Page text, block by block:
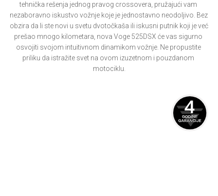
tehnička rešenja jednog pravog crossovera, pružajući vam
nezaboravno iskustvo vožnje koje je jednostavno neodoljivo. Bez
obzira da li ste novi u svetu dvotočkaša ili iskusni putnik koji je već
prešao mnogo kilometara, nova Voge 525DSX će vas sigurno
osvojiti svojom intuitivnom dinamikom vožnje. Ne propustite
priliku da istražite svet na ovom izuzetnom i pouzdanom
motociklu.